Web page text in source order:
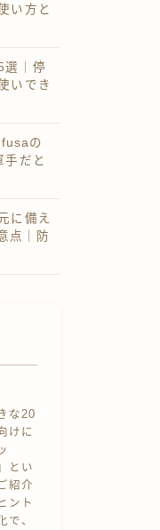
い方と
選｜停
いでき
の
手だと
に備え
点｜防
な20
けに
とい
紹介
ント
で、